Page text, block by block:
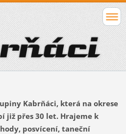
Kabrňáci, která na okrese
již přes 30 let. Hrajeme k
posvícení, taneční